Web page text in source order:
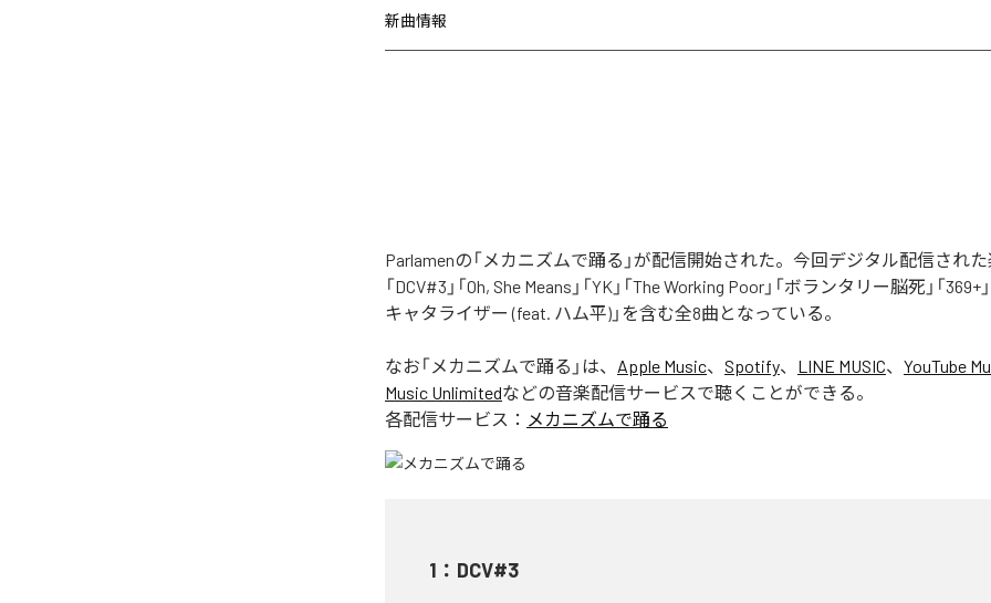
新曲情報
Parlamenの「メカニズムで踊る」が配信開始された。今回デジタル配信された
「DCV#3」「Oh, She Means」「YK」「The Working Poor」「ボランタリー脳死」「369+
キャタライザー (feat. ハム平)」を含む全8曲となっている。
なお「 メカニズムで踊る 」は、 Apple Music、 Spotify、 LINE MUSIC、 YouTube
Music Unlimitedなどの音楽配信サービスで聴くことができる。
各配信サービス： メカニズムで踊る
1 ： DCV#3